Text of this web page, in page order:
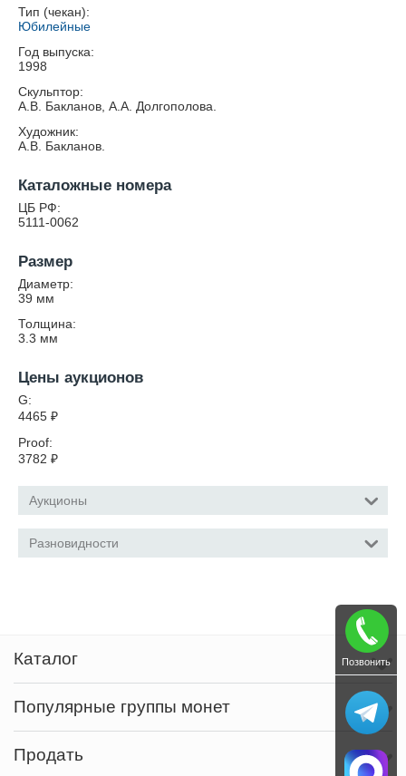
Тип (чекан):
Юбилейные
Год выпуска:
1998
Скульптор:
А.В. Бакланов, А.А. Долгополова.
Художник:
А.В. Бакланов.
Каталожные номера
ЦБ РФ:
5111-0062
Размер
Диаметр:
39 мм
Толщина:
3.3 мм
Цены аукционов
G:
4465 ₽
Proof:
3782 ₽
Аукционы
Разновидности
Каталог
Популярные группы монет
Продать
Позвонить